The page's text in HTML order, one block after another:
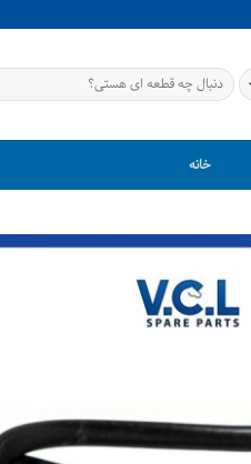
جستجو
برای:
خانه